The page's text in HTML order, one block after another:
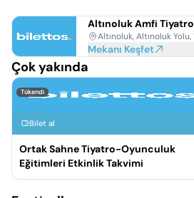
Altınoluk Amfi Tiyatro
Mekanı Keşfet
Çok yakında
Tükendi
Bilet al
Ortak Sahne Tiyatro-Oyunculuk
Eğitimleri Etkinlik Takvimi